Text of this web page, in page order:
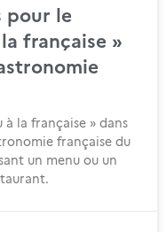
pour le
française »
la française » dans
française du
un menu ou un